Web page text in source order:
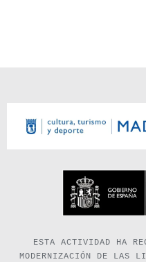
ESTA ACTIVIDAD HA
MODERNIZACIÓN DE LAS